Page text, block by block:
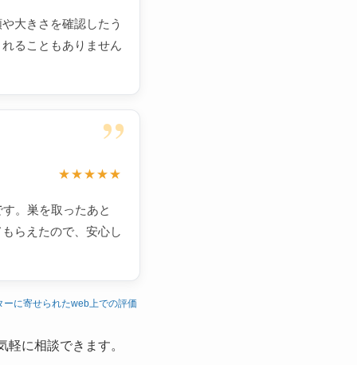
大きさを確認したう
ることもありません
”
★★★★★
。巣を取ったあと
らえたので、安心し
ーに寄せられたweb上での評価
に相談できます。